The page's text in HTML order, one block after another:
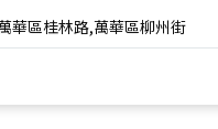
華區桂林路,萬華區柳州街